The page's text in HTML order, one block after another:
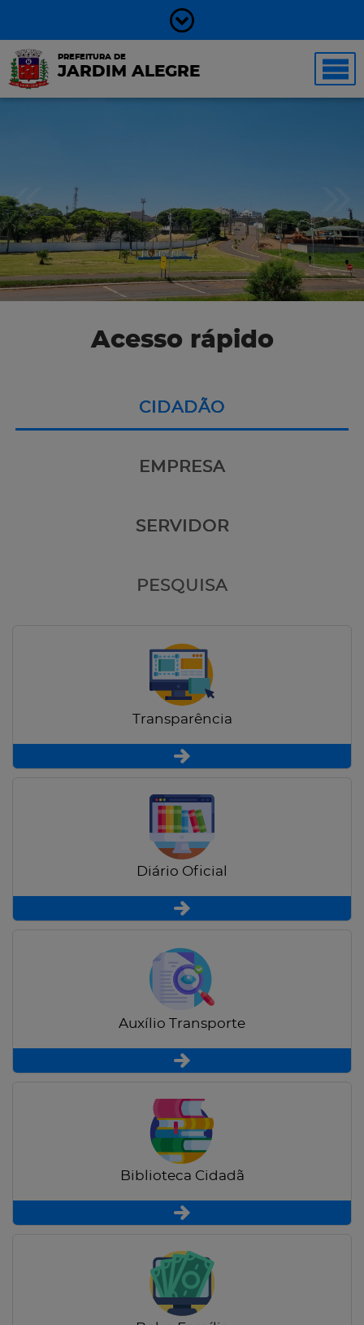
PREFEITURA DE
JARDIM ALEGRE
Acesso rápido
CIDADÃO
EMPRESA
SERVIDOR
PESQUISA
Transparência
Diário Oficial
Auxílio Transporte
Biblioteca Cidadã